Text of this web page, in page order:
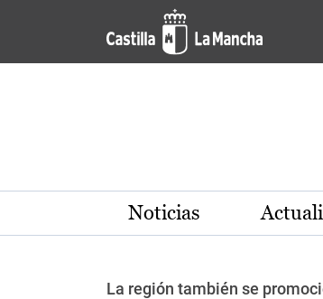
Pasar al contenido principal
Noticias
La región también se